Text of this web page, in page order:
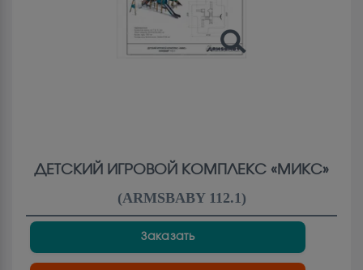
ДЕТСКИЙ ИГРОВОЙ КОМПЛЕКС «МИКС»
(ARMSBABY 112.1)
Заказать